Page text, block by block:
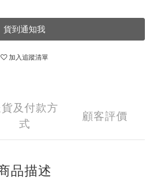
貨到通知我
加入追蹤清單
及付款方
式
顧客評價
品描述